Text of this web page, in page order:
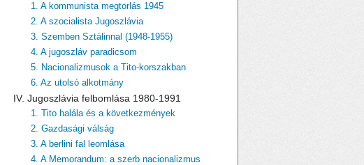
1. A kommunista megtorlás 1945
2. A szocialista Jugoszlávia
3. Szemben Sztálinnal (1948-1955)
4. A jugoszláv paradicsom
5. Nacionalizmusok a Tito-korszakban
6. Az utolsó alkotmány
IV. Jugoszlávia felbomlása 1980-1991
1. Tito halála és a következmények
2. Gazdasági válság
3. A berlini fal leomlása
4. A Memorandum: a szerb nacionalizmus